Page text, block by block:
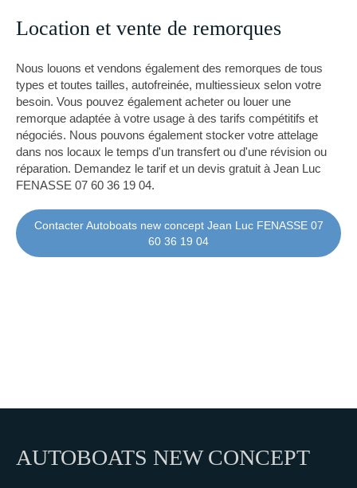
Location et vente de remorques
Nous louons et vendons également des remorques de tous
types et toutes tailles, autofreinée, multiessieux selon votre
besoin. Vous pouvez également acheter ou louer une
remorque adaptée à votre usage à des tarifs compétitifs et
négociés. Nous pouvons également stocker votre attelage
dans nos locaux le temps d'un transfert ou d'une révision ou
réparation. Demandez le tarif et un devis gratuit à Jean Luc
FENASSE 07 60 36 19 04.
Contacter Autoboats new concept Jean Luc FENASSE 07
60 36 19 04
AUTOBOATS NEW CONCEPT